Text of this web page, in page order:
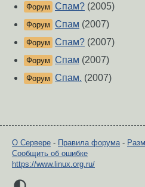
Форум Спам? (2005)
Форум Спам (2007)
Форум Спам? (2007)
Форум Спам (2007)
Форум Спам. (2007)
О Сервере - Правила форума -
Сообщить об ошибке
https://www.linux.org.ru/